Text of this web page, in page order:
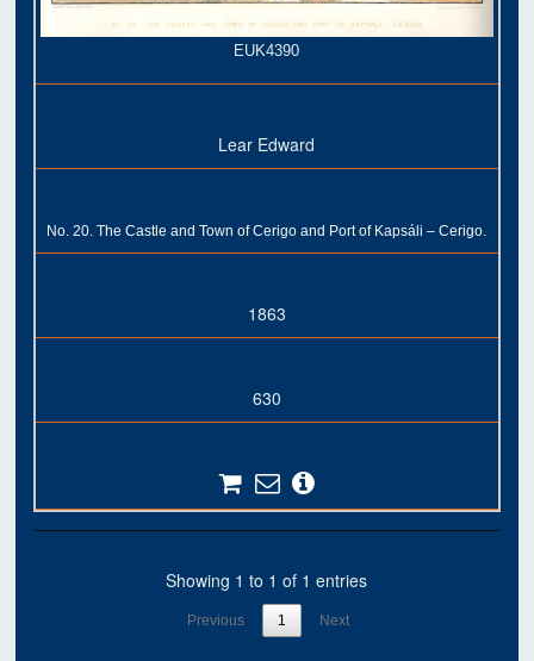
EUK4390
Lear Edward
No. 20. The Castle and Town of Cerigo and Port of Kapsáli – Cerigo.
1863
630
Showing 1 to 1 of 1 entries
Previous 1 Next